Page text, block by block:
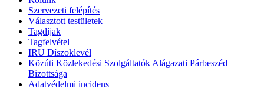
Szervezeti felépítés
Választott testületek
Tagdíjak
Tagfelvétel
IRU Díszoklevél
Közúti Közlekedési Szolgáltatók Alágazati Párbeszéd
Bizottsága
Adatvédelmi incidens